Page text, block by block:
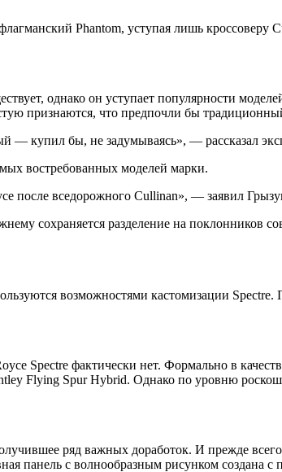
Phantom, уступая лишь кроссоверу
однако он уступает популярности
признаются, что предпочли бы
— купил бы, не задумываясь», — рассказал
востребованных моделей марки.
после вседорожного Cullinan», — заявил
сохраняется разделение на
возможностями кастомизации
Spectre фактически нет. Формально в
Flying Spur Hybrid. Однако по уровню
ряд важных доработок. И прежде
панель с волнообразным рисунком создана